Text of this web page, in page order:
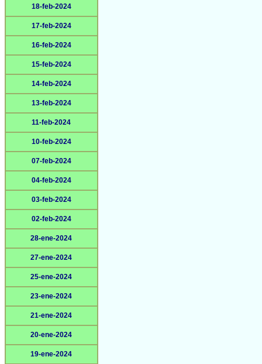
18-feb-2024
17-feb-2024
16-feb-2024
15-feb-2024
14-feb-2024
13-feb-2024
11-feb-2024
10-feb-2024
07-feb-2024
04-feb-2024
03-feb-2024
02-feb-2024
28-ene-2024
27-ene-2024
25-ene-2024
23-ene-2024
21-ene-2024
20-ene-2024
19-ene-2024